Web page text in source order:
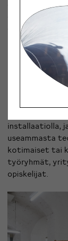
tieto olla
tiukasti
lopputulos olla
Design Club
installaatiolla,
useammasta
kotimaiset tai
työryhmät,
opiskelijat.